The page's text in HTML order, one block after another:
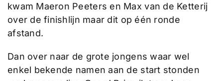
kwam Maeron Peeters en Max van de Ketterij
over de finishlijn maar dit op één ronde
afstand.
Dan over naar de grote jongens waar wel
enkel bekende namen aan de start stonden